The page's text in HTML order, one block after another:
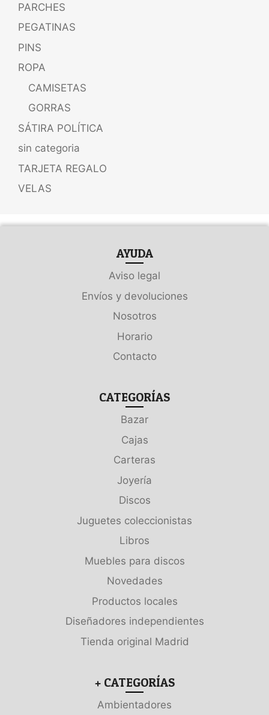
PARCHES
PEGATINAS
PINS
ROPA
CAMISETAS
GORRAS
SÁTIRA POLÍTICA
sin categoria
TARJETA REGALO
VELAS
AYUDA
Aviso legal
Envíos y devoluciones
Nosotros
Horario
Contacto
CATEGORÍAS
Bazar
Cajas
Carteras
Joyería
Discos
Juguetes coleccionistas
Libros
Muebles para discos
Novedades
Productos locales
Diseñadores independientes
Tienda original Madrid
+ CATEGORÍAS
Ambientadores